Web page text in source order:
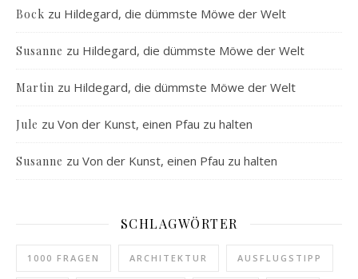
Bock zu Hildegard, die dümmste Möwe der Welt
Susanne zu Hildegard, die dümmste Möwe der Welt
Martin zu Hildegard, die dümmste Möwe der Welt
Jule zu Von der Kunst, einen Pfau zu halten
Susanne zu Von der Kunst, einen Pfau zu halten
SCHLAGWÖRTER
1000 FRAGEN ARCHITEKTUR AUSFLUGSTIPP